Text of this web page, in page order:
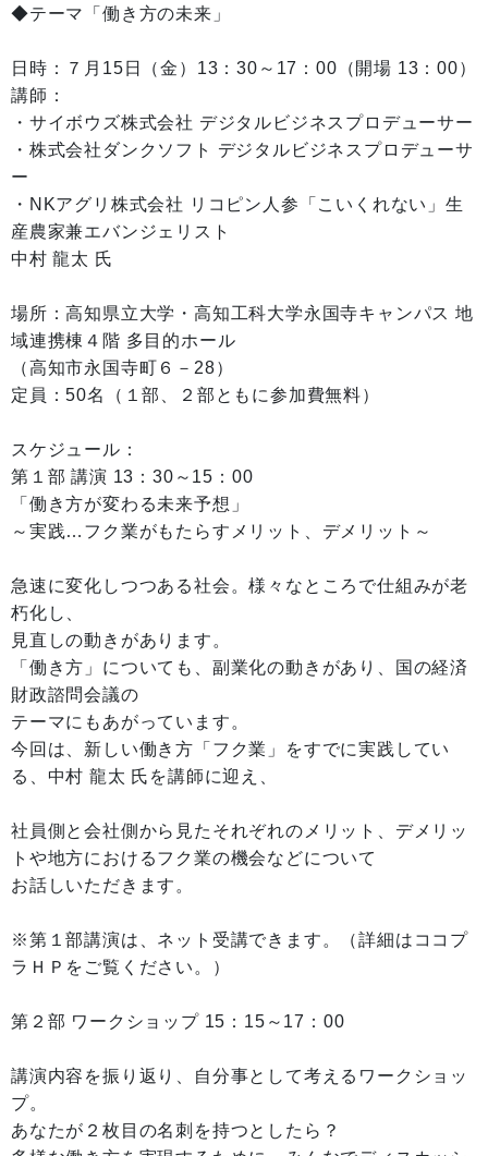
◆テーマ「働き方の未来」
日時：７月15日（金）13：30～17：00（開場 13：00）
講師：
・サイボウズ株式会社 デジタルビジネスプロデューサー
・株式会社ダンクソフト デジタルビジネスプロデューサ
ー
・NKアグリ株式会社 リコピン人参「こいくれない」生
産農家兼エバンジェリスト
中村 龍太 氏
場所：高知県立大学・高知工科大学永国寺キャンパス 地
域連携棟４階 多目的ホール
（高知市永国寺町６－28）
定員：50名（１部、２部ともに参加費無料）
スケジュール：
第１部 講演 13：30～15：00
「働き方が変わる未来予想」
～実践…フク業がもたらすメリット、デメリット～
急速に変化しつつある社会。様々なところで仕組みが老
朽化し、
見直しの動きがあります。
「働き方」についても、副業化の動きがあり、国の経済
財政諮問会議の
テーマにもあがっています。
今回は、新しい働き方「フク業」をすでに実践してい
る、中村 龍太 氏を講師に迎え、
社員側と会社側から見たそれぞれのメリット、デメリッ
トや地方におけるフク業の機会などについて
お話しいただきます。
※第１部講演は、ネット受講できます。（詳細はココプ
ラＨＰをご覧ください。）
第２部 ワークショップ 15：15～17：00
講演内容を振り返り、自分事として考えるワークショッ
プ。
あなたが２枚目の名刺を持つとしたら？